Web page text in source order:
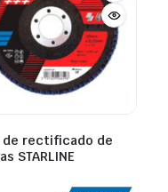
de rectificado de
STARLINE